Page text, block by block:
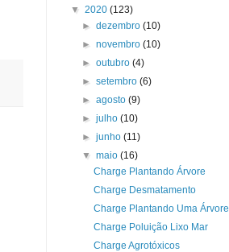
▼ 2020 (123)
► dezembro (10)
► novembro (10)
► outubro (4)
► setembro (6)
► agosto (9)
► julho (10)
► junho (11)
▼ maio (16)
Charge Plantando Árvore
Charge Desmatamento
Charge Plantando Uma Árvore
Charge Poluição Lixo Mar
Charge Agrotóxicos